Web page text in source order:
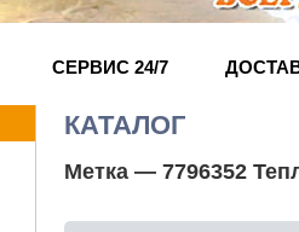
СЕРВИС 24/7
КАТАЛОГ
Метка — 7796352